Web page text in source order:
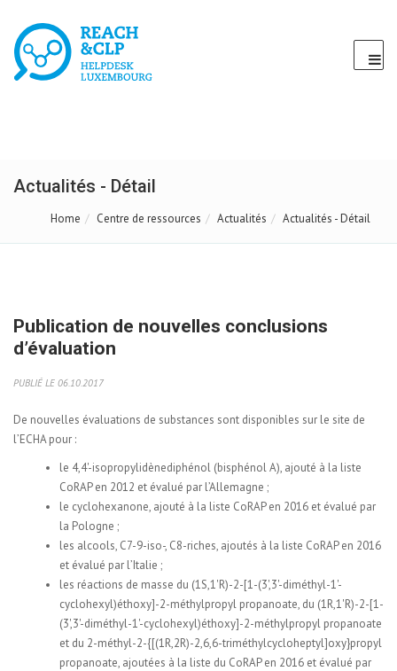
Actualités - Détail
Home Centre de ressources Actualités Actualités - Détail
Publication de nouvelles conclusions
d’évaluation
PUBLIÉ LE 06.10.2017
De nouvelles évaluations de substances sont disponibles sur le site de
l’ECHA pour :
le 4,4'-isopropylidènediphénol (bisphénol A), ajouté à la liste
CoRAP en 2012 et évalué par l’Allemagne ;
le cyclohexanone, ajouté à la liste CoRAP en 2016 et évalué par
la Pologne ;
les alcools, C7-9-iso-, C8-riches, ajoutés à la liste CoRAP en 2016
et évalué par l’Italie ;
les réactions de masse du (1S,1'R)-2-[1-(3',3'-diméthyl-1'-
cyclohexyl)éthoxy]-2-méthylpropyl propanoate, du (1R,1'R)-2-[1-
(3',3'-diméthyl-1'-cyclohexyl)éthoxy]-2-méthylpropyl propanoate
et du 2-méthyl-2-{[(1R,2R)-2,6,6-triméthylcycloheptyl]oxy}propyl
propanoate, ajoutées à la liste du CoRAP en 2016 et évalué par